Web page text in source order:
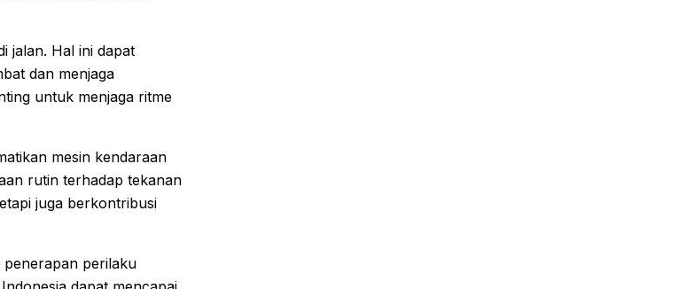
jalan. Hal ini dapat
dan menjaga
untuk menjaga ritme
mesin kendaraan
rutin terhadap tekanan
juga berkontribusi
penerapan perilaku